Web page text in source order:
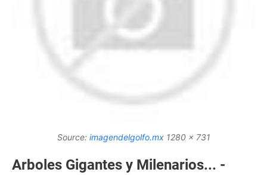
Source: imagendelgolfo.mx1280 x 731
Arboles Gigantes y Milenarios... -